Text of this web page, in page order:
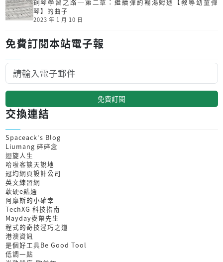
琴】的曲子
2023 年 1 月 10 日
免費訂閱本站電子報
免費訂閱
交換連結
Spaceack's Blog
Liumang 碎碎念
迴旋人生
哈啦客談天說地
冠均網頁設計公司
英文練習網
軟硬e點通
阿摩斯的小確幸
TechXG 科技指南
Mayday麥帶先生
程式的奇技淫巧之道
港澳資訊
是個好工具Be Good Tool
低調一點